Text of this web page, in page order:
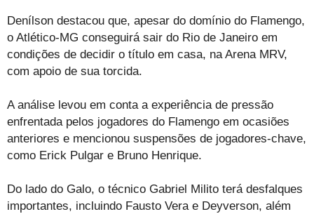
Denílson destacou que, apesar do domínio do Flamengo,
o Atlético-MG conseguirá sair do Rio de Janeiro em
condições de decidir o título em casa, na Arena MRV,
com apoio de sua torcida.
A análise levou em conta a experiência de pressão
enfrentada pelos jogadores do Flamengo em ocasiões
anteriores e mencionou suspensões de jogadores-chave,
como Erick Pulgar e Bruno Henrique.
Do lado do Galo, o técnico Gabriel Milito terá desfalques
importantes, incluindo Fausto Vera e Deyverson, além